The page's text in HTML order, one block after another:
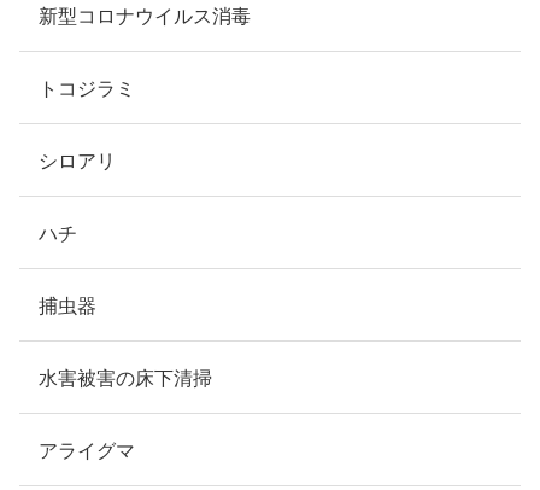
新型コロナウイルス消毒
トコジラミ
シロアリ
ハチ
捕虫器
水害被害の床下清掃
アライグマ